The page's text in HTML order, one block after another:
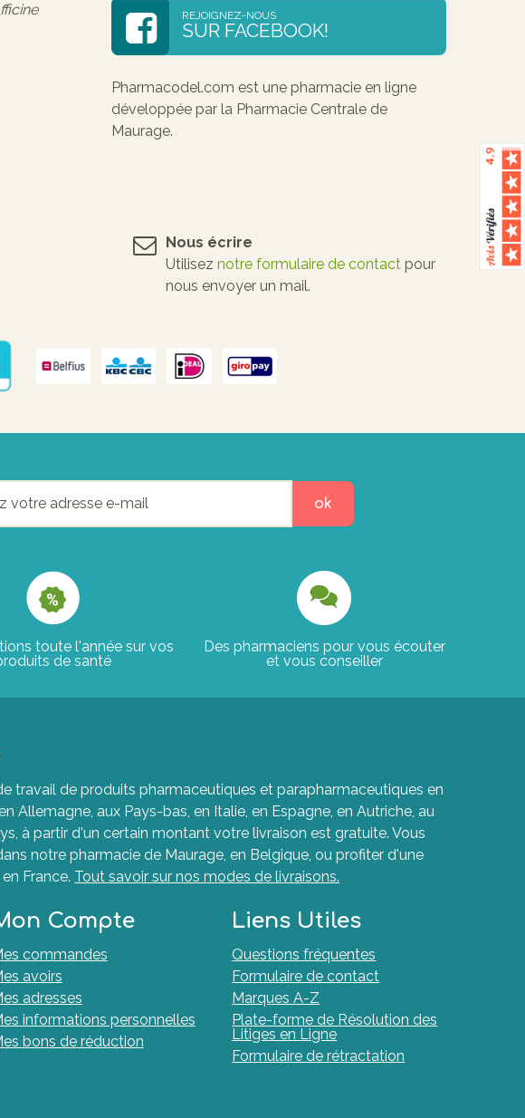
REJOIGNEZ-NOUS
SUR FACEBOOK!
Pharmacodel.com est une pharmacie en ligne
développée par la Pharmacie Centrale de
Maurage.
Nous écrire
Utilisez notre formulaire de contact pour
nous envoyer un mail.
ok
toute l'année sur vos
de santé
Des pharmaciens pour vous écouter
et vous conseiller
travail de produits pharmaceutiques et parapharmaceutiques en
Allemagne, aux Pays-bas, en Italie, en Espagne, en Autriche, au
à partir d'un certain montant votre livraison est gratuite. Vous
notre pharmacie de Maurage, en Belgique, ou profiter d'une
France. Tout savoir sur nos modes de livraisons.
Compte
commandes
avoirs
adresses
informations personnelles
bons de réduction
Liens Utiles
Questions fréquentes
Formulaire de contact
Marques A-Z
Plate-forme de Résolution des
Litiges en Ligne
Formulaire de rétractation